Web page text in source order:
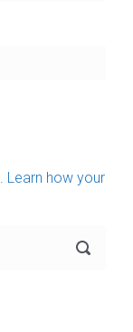
Learn how your